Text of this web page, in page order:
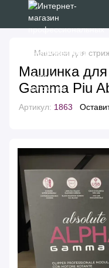
Машинки для
Машинка для
Gamma Piu
Артикул: 1863